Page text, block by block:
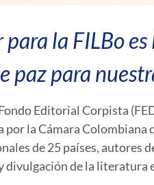
la FILBo
paz para
Editorial Corpista
por la Cámara Colombiana
de 25 países, autores
de la literatura